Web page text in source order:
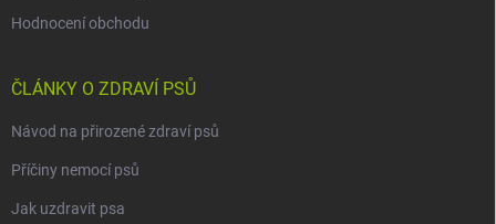
Hodnocení obchodu
ČLÁNKY O ZDRAVÍ PSŮ
Návod na přirozené zdraví psů
Příčiny nemocí psů
Jak uzdravit psa